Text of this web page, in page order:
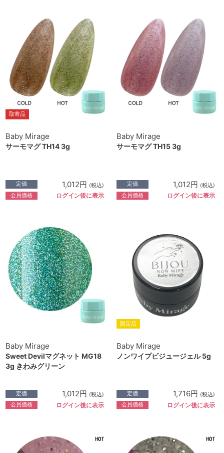
取寄品
Baby Mirage
サーモマグ TH14 3g
定価 1,012円 (税込)
会員価格 ログイン後に表示
Baby Mirage
サーモマグ TH15 3g
定価 1,012円 (税込)
会員価格 ログイン後に表示
Baby Mirage
Sweet Devilマグネット MG18
3g きわみグリーン
定価 1,012円 (税込)
会員価格 ログイン後に表示
限定品
Baby Mirage
ノンワイプビジュージェル 5g
定価 1,716円 (税込)
会員価格 ログイン後に表示